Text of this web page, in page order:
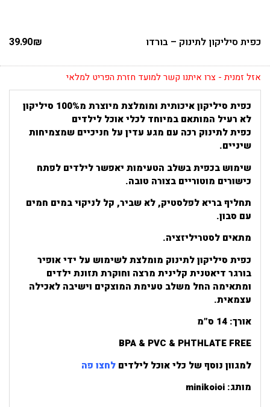
כפית סיליקון לתינוק – בורדו 39.90₪
אזל זמנית - צרו איתנו קשר למועד חזרת הפריט למלאי
כפית סיליקון איכותית ומומלצת מיוצרת מ100% סיליקון
לא רעיל המותאם במיוחד לכלי אוכל לילדים
כפית לתינוק רכה עם מגע עדין על חניכיים שמצמיחות
שיניים.
שימוש בכפית בשלב הטעימות יאפשר לילדים לפתח
כישורים מוטוריים בצורה טובה.
תחליף בריא לפלסטיק, לא שביר, קל לניקוי במים חמים
עם סבון.
מתאים לסטריליזציה.
כפית סיליקון לתינוק מומלצת לשימוש על ידי אופיר
בורגר דיאטנית קלינית מרצה וחוקרת תזונת ילדים
ומתאימה החל משלב טעימת המוצקים וישיבה לאכילה
עצמאית.
אורך: 14 ס”מ
BPA & PVC & PHTHLATE FREE
למגוון נוסף של כלי אוכל לילדים לחצו פה
מותג: minikoioi